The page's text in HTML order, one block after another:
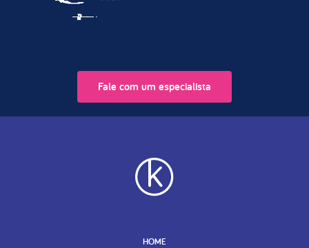
Fale com um especialista
HOME